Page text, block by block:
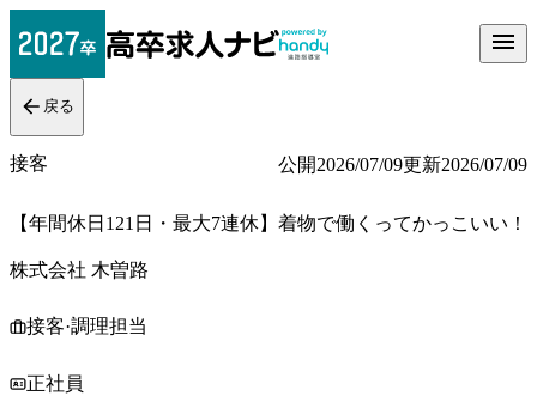
戻る
接客 公開2026/07/09更新2026/07/09
【年間休日121日・最大7連休】着物で働くってかっこいい！
株式会社 木曽路
接客·調理担当
正社員